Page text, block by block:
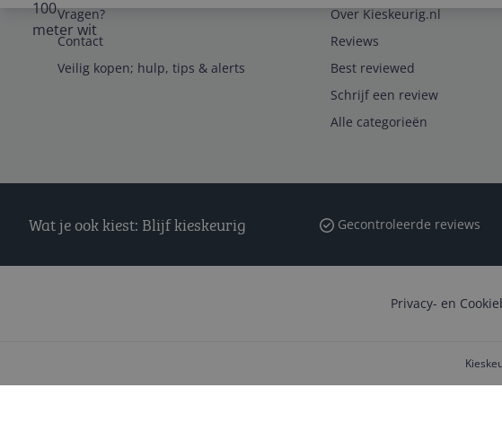
Vragen?
Contact
Veilig kopen; hulp, tips & alerts
Over Kieskeurig.nl
Reviews
Best reviewed
Schrijf een review
Alle categorieën
Wat je ook kiest: Blijf kieskeurig Gecontroleerde reviews
Privacy- en